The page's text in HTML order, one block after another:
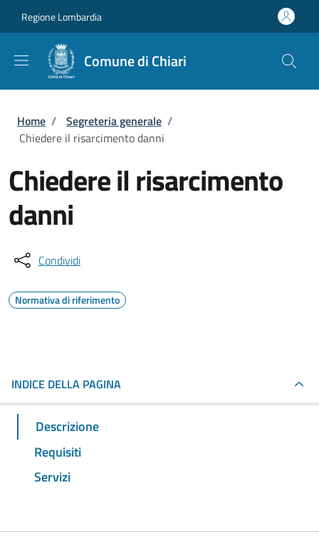
Regione Lombardia
Comune di Chiari
Briciole di pane
Home / Segreteria generale /
Chiedere il risarcimento danni
Chiedere il risarcimento
danni
Condividi
Normativa di riferimento
INDICE DELLA PAGINA
Descrizione
Requisiti
Servizi